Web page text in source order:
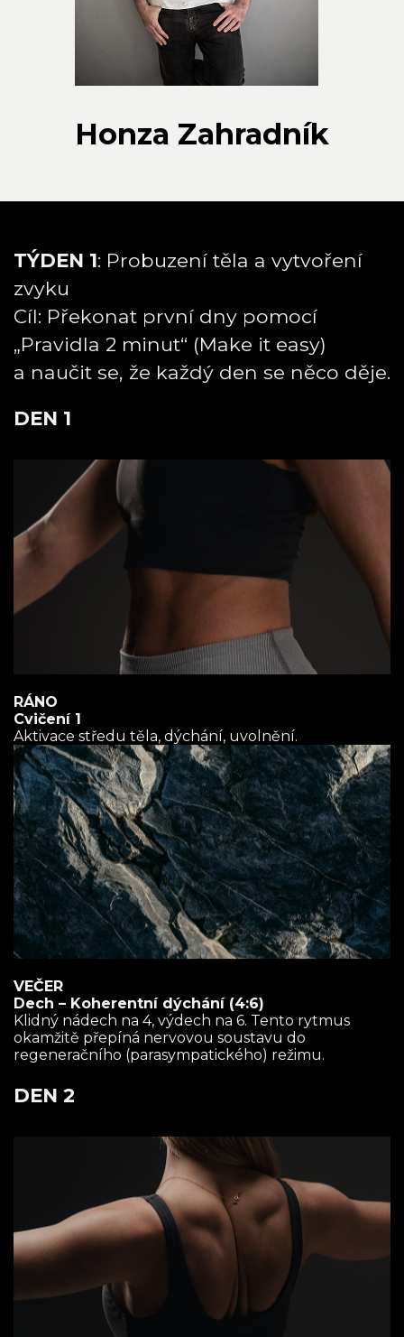
Honza Zahradník
TÝDEN 1: Probuzení těla a vytvoření
zvyku
Cíl: Překonat první dny pomocí
„Pravidla 2 minut“ (Make it easy)
a naučit se, že každý den se něco děje.
DEN 1
RÁNO
Cvičení 1
Aktivace středu těla, dýchání, uvolnění.
VEČER
Dech – Koherentní dýchání (4:6)
Klidný nádech na 4, výdech na 6. Tento rytmus
okamžitě přepíná nervovou soustavu do
regeneračního (parasympatického) režimu.
DEN 2